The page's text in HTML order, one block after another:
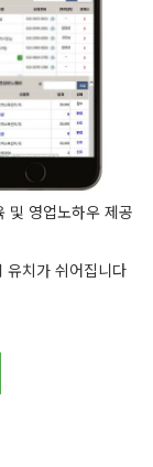
및 영업노하우 제공
유치가 쉬어집니다